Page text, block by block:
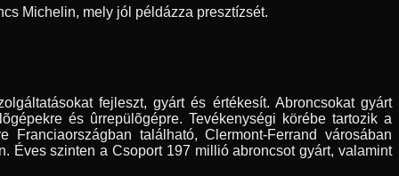
Michelin, mely jól példázza presztízsét.
fejleszt, gyárt és értékesít. Abroncsokat gyárt
és ûrrepülõgépre. Tevékenységi körébe tartozik a
található, Clermont-Ferrand városában
Éves szinten a Csoport 197 millió abroncsot gyárt, valamint